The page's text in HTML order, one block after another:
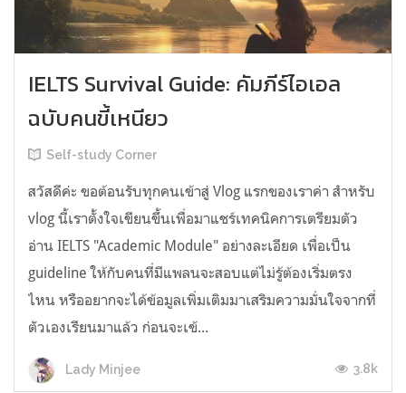
IELTS Survival Guide: คัมภีร์ไอเอล
ฉบับคนขี้เหนียว
Self-study Corner
สวัสดีค่ะ ขอต้อนรับทุกคนเข้าสู่ Vlog แรกของเราค่า สำหรับ
vlog นี้เราตั้งใจเขียนขึ้นเพื่อมาแชร์เทคนิคการเตรียมตัว
อ่าน IELTS "Academic Module" อย่างละเอียด เพื่อเป็น
guideline ให้กับคนที่มีแพลนจะสอบแต่ไม่รู้ต้องเริ่มตรง
ไหน หรืออยากจะได้ข้อมูลเพิ่มเติมมาเสริมความมั่นใจจากที่
ตัวเองเรียนมาแล้ว ก่อนจะเข้...
Lady Minjee 3.8k